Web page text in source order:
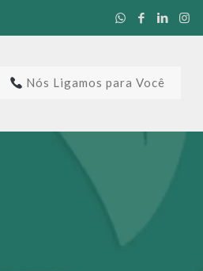
Nós Ligamos para Você